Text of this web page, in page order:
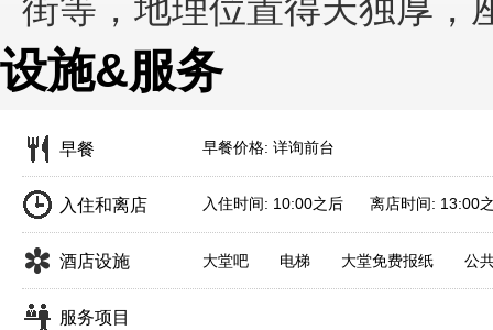
街等，地理位置得天独厚，
设施&服务
早餐 早餐价格: 详询前台
入住和离店 入住时间: 10:00之后 离店时间: 13:00
酒店设施 大堂吧 电梯 大堂免费报纸 公
服务项目